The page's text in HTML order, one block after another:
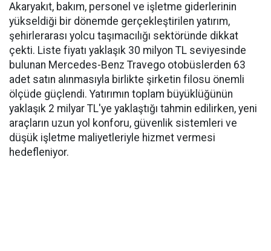
Akaryakıt, bakım, personel ve işletme giderlerinin
yükseldiği bir dönemde gerçekleştirilen yatırım,
şehirlerarası yolcu taşımacılığı sektöründe dikkat
çekti. Liste fiyatı yaklaşık 30 milyon TL seviyesinde
bulunan Mercedes-Benz Travego otobüslerden 63
adet satın alınmasıyla birlikte şirketin filosu önemli
ölçüde güçlendi. Yatırımın toplam büyüklüğünün
yaklaşık 2 milyar TL'ye yaklaştığı tahmin edilirken, yeni
araçların uzun yol konforu, güvenlik sistemleri ve
düşük işletme maliyetleriyle hizmet vermesi
hedefleniyor.